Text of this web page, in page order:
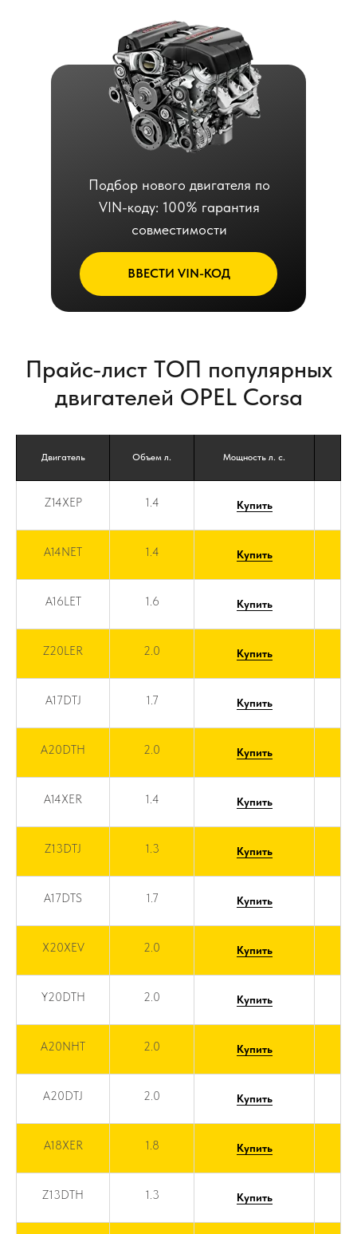
ВВЕСТИ VIN-КОД
Подбор нового двигателя по
VIN-коду: 100% гарантия
совместимости
Прайс-лист ТОП популярных
двигателей OPEL Corsa
Двигатель Объем л. Мощность л. с.
Z14XEP 1.4 Купить
A14NET 1.4 Купить
A16LET 1.6 Купить
Z20LER 2.0 Купить
A17DTJ 1.7 Купить
A20DTH 2.0 Купить
A14XER 1.4 Купить
Z13DTJ 1.3 Купить
A17DTS 1.7 Купить
X20XEV 2.0 Купить
Y20DTH 2.0 Купить
A20NHT 2.0 Купить
A20DTJ 2.0 Купить
A18XER 1.8 Купить
Z13DTH 1.3 Купить